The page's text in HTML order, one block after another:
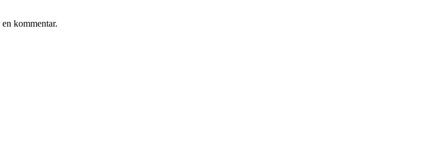
kommentar.